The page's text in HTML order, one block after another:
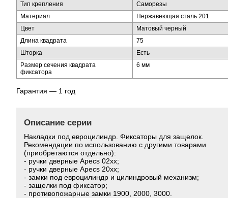
Тип крепления
Саморезы
Материал
Нержавеющая сталь 201
Цвет
Матовый черный
Длина квадрата
75
Шторка
Есть
Размер сечения квадрата
фиксатора
6 мм
Гарантия — 1 год
Описание серии
Накладки под евроцилиндр. Фиксаторы для защелок.
Рекомендации по использованию с другими товарами
(приобретаются отдельно):
- ручки дверные Apecs 02xx;
- ручки дверные Apecs 20xx;
- замки под евроцилиндр и цилиндровый механизм;
- защелки под фиксатор;
- противопожарные замки 1900, 2000, 3000.